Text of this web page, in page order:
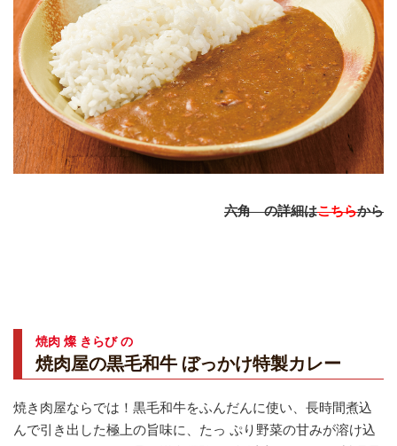
六角 の詳細はこちらから
焼肉 燦 きらび の
焼肉屋の黒毛和牛 ぼっかけ特製カレー
焼き肉屋ならでは！黒毛和牛をふんだんに使い、長時間煮込
んで引き出した極上の旨味に、たっ ぷり野菜の甘みが溶け込